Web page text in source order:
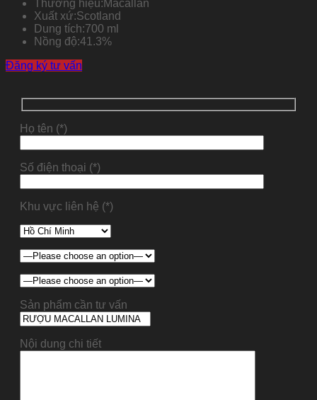
Thương hiệu:Macallan
Xuất xứ:Scotland
Dung tích:700 ml
Nồng độ:41.3%
Đăng ký tư vấn
Họ tên (*)
Số điện thoại (*)
Khu vực liên hệ (*)
Sản phẩm cần tư vấn
Nội dung chi tiết